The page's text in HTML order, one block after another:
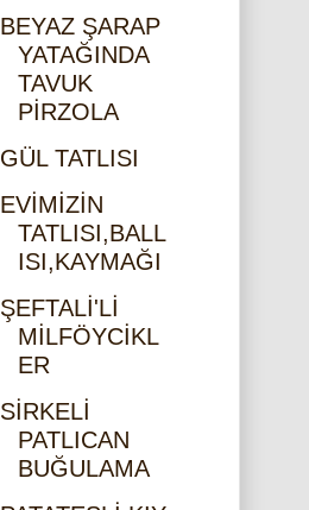
BEYAZ ŞARAP
YATAĞINDA
TAVUK
PİRZOLA
GÜL TATLISI
EVİMİZİN
TATLISI,BALL
ISI,KAYMAĞI
ŞEFTALİ'Lİ
MİLFÖYCİKL
ER
SİRKELİ
PATLICAN
BUĞULAMA